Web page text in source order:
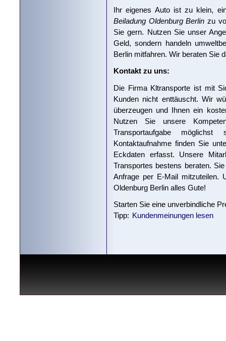
Ihr eigenes Auto ist zu klein,
Beiladung Oldenburg Berlin zu
Sie gern. Nutzen Sie unser
Geld, sondern handeln
Berlin mitfahren. Wir beraten Sie
Kontakt zu uns:
Die Firma Kltransporte ist mit
Kunden nicht enttäuscht. Wir
überzeugen und Ihnen ein
Nutzen Sie unsere
Transportaufgabe
Kontaktaufnahme finden Sie
Eckdaten erfasst. Unsere
Transportes bestens beraten.
Anfrage per E-Mail mitzuteilen.
Oldenburg Berlin alles Gute!
Starten Sie eine unverbindliche
Tipp: Kundenmeinungen lesen